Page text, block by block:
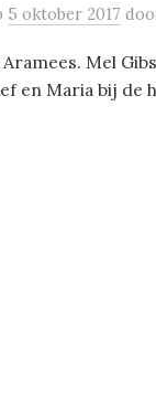
5 oktober 2017
Aramees. Mel
en Maria bij de